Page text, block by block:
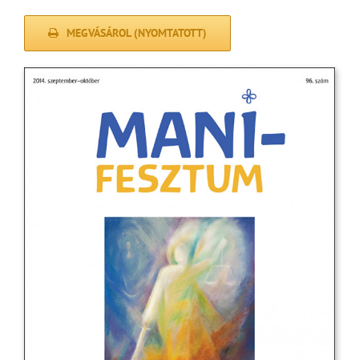
MEGVÁSÁROL (NYOMTATOTT)